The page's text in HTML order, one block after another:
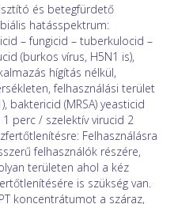
és betegfürdető
hatásspektrum:
– fungicid – tuberkulocid –
(burkos vírus, H5N1 is),
hígítás nélkül,
felhasználási terület
baktericid (MRSA) yeasticid
perc / szelektív virucid 2
Felhasználásra
felhasználók részére,
területen ahol a kéz
is szükség van.
koncentrátumot a száraz,